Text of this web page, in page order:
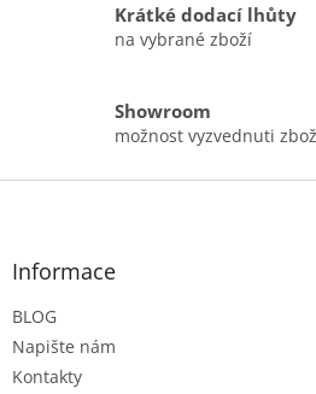
Krátké dodací lhůty
na vybrané zboží
Showroom
možnost vyzvednuti
Z
Informace
BLOG
Napište nám
Kontakty